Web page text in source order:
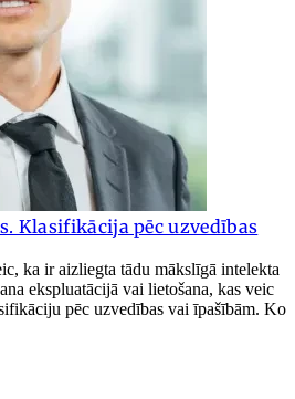
Klasifikācija pēc uzvedības
ka ir aizliegta tādu mākslīgā intelekta
ekspluatācijā vai lietošana, kas veic
pēc uzvedības vai īpašībām. Ko